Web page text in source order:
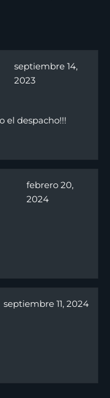
septiembre 14,
2023
el despacho!!!
febrero 20,
2024
septiembre 11, 2024